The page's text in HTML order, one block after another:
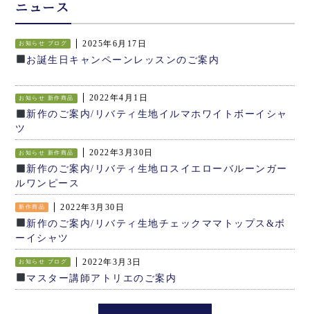
ニュース
お知らせ ブログ 2025年6月17日
お誕生日キャンペーンレッスンのご案内
お知らせ 新作商品 2022年4月1日
新作のご案内/リバティ生地イルマホワイトボーイシャ
ツ
お知らせ 新作商品 2022年3月30日
新作のご案内/リバティ生地ロスイエローバルーンガー
ルワンピース
新作商品 2022年3月30日
新作のご案内/リバティ生地チェックママトップス&ボ
ーイシャツ
お知らせ ブログ 2022年3月3日
マスター講師アトリエのご案内